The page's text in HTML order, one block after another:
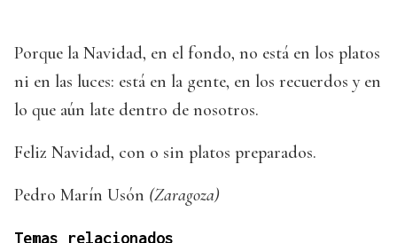
Porque la Navidad, en el fondo, no está en los platos
ni en las luces: está en la gente, en los recuerdos y en
lo que aún late dentro de nosotros.
Feliz Navidad, con o sin platos preparados.
Pedro Marín Usón (Zaragoza)
Temas relacionados